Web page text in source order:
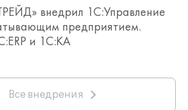
внедрил 1С:Управление
предприятием.
и 1С:КА
Все внедрения